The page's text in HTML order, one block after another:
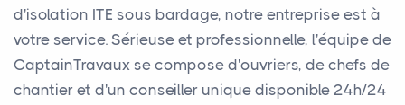
d'isolation ITE sous bardage, notre entreprise est à
votre service. Sérieuse et professionnelle, l'équipe de
CaptainTravaux se compose d'ouvriers, de chefs de
chantier et d'un conseiller unique disponible 24h/24